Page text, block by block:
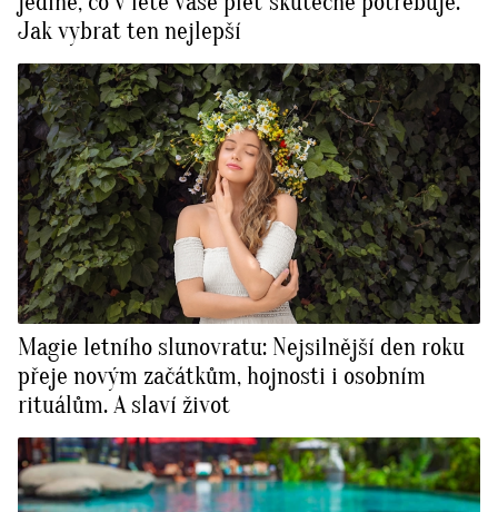
Jak vybrat ten nejlepší
Magie letního slunovratu: Nejsilnější den roku
přeje novým začátkům, hojnosti i osobním
rituálům. A slaví život